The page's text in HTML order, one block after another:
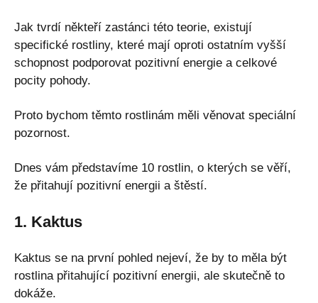
Jak tvrdí někteří zastánci této teorie, existují
specifické rostliny, které mají oproti ostatním vyšší
schopnost podporovat pozitivní energie a celkové
pocity pohody.
Proto bychom těmto rostlinám měli věnovat speciální
pozornost.
Dnes vám představíme 10 rostlin, o kterých se věří,
že přitahují pozitivní energii a štěstí.
1. Kaktus
Kaktus se na první pohled nejeví, že by to měla být
rostlina přitahující pozitivní energii, ale skutečně to
dokáže.